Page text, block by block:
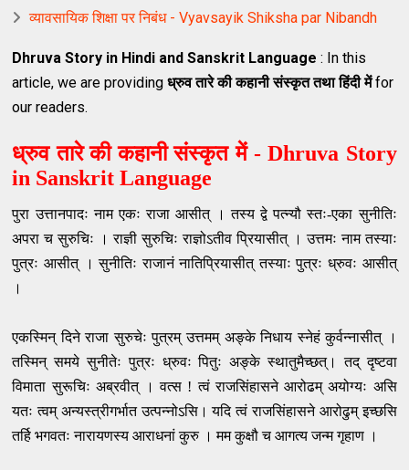
व्यावसायिक शिक्षा पर निबंध - Vyavsayik Shiksha par Nibandh
Dhruva Story in Hindi and Sanskrit Language : In this
article, we are providingध्रुव तारे की कहानी संस्कृत तथा हिंदी मेंfor
our readers.
ध्रुव तारे की कहानी संस्कृत में - Dhruva Story
in Sanskrit Language
पुरा उत्तानपादः नाम एकः राजा आसीत् । तस्य द्वे पत्न्यौ स्तः-एका सुनीतिः
अपरा च सुरुचिः । राज्ञी सुरुचिः राज्ञोऽतीव प्रियासीत् । उत्तमः नाम तस्याः
पुत्रः आसीत् । सुनीतिः राजानं नातिप्रियासीत् तस्याः पुत्रः ध्रुवः आसीत्
।
एकस्मिन् दिने राजा सुरुचेः पुत्रम् उत्तमम् अङ्के निधाय स्नेहं कुर्वन्नासीत् ।
तस्मिन् समये सुनीतेः पुत्रः ध्रुवः पितुः अङ्के स्थातुमैच्छत्। तद् दृष्टवा
विमाता सुरूचिः अब्रवीत् । वत्स ! त्वं राजसिंहासने आरोढम् अयोग्यः असि
यतः त्वम् अन्यस्त्रीगर्भात उत्पन्नोऽसि। यदि त्वं राजसिंहासने आरोढुम् इच्छसि
तर्हि भगवतः नारायणस्य आराधनां कुरु । मम कुक्षौ च आगत्य जन्म गृहाण ।